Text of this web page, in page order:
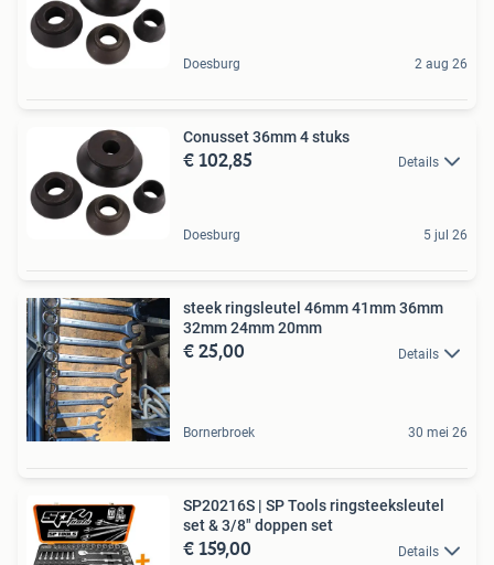
Doesburg 2 aug 26
Conusset 36mm 4 stuks
€ 102,85 Details
Doesburg 5 jul 26
steek ringsleutel 46mm 41mm 36mm
32mm 24mm 20mm
€ 25,00 Details
Bornerbroek 30 mei 26
SP20216S | SP Tools ringsteeksleutel
set & 3/8" doppen set
€ 159,00 Details